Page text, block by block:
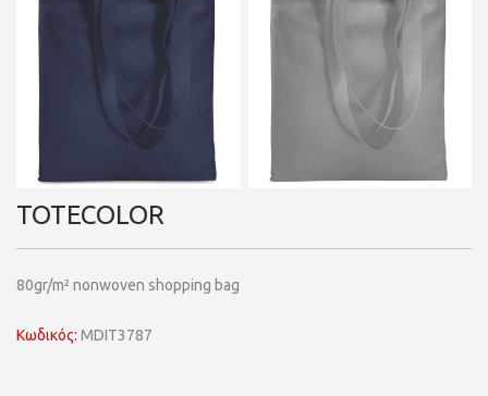
TOTECOLOR
80gr/m² nonwoven shopping bag
Κωδικός: MDIT3787